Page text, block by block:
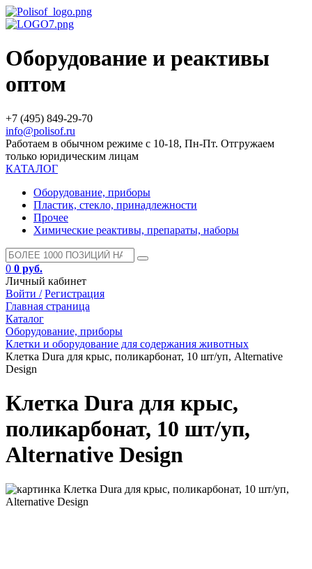
Оборудование и реактивы
оптом
+7 (495) 849-29-70
info@polisof.ru
Работаем в обычном режиме с 10-18, Пн-Пт. Отгружаем
только юридическим лицам
КАТАЛОГ
Оборудование, приборы
Пластик, стекло, принадлежности
Прочее
Химические реактивы, препараты, наборы
0 0 руб.
Личный кабинет
Войти / Регистрация
Главная страница
Каталог
Оборудование, приборы
Клетки и оборудование для содержания животных
Клетка Dura для крыс, поликарбонат, 10 шт/уп, Alternative
Design
Клетка Dura для крыс,
поликарбонат, 10 шт/уп,
Alternative Design